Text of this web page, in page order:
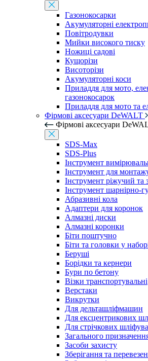
Газонокосарки
Акумуляторні
Повітродувки
Мийки високого тиску
Ножиці садові
Кущорізи
Висоторізи
Акумуляторні коси
Приладдя для мото,
газонокосарок
Приладдя для мото та
Фірмові аксесуари DeWALT
Фірмові аксесуари
SDS-Max
SDS-Plus
Інструмент
Інструмент для
Інструмент ріжучий та
Інструмент шарнірно-
Абразивні кола
Адаптери для коронок
Алмазні диски
Алмазні коронки
Біти поштучно
Біти та головки у
Беруші
Борідки та кернери
Бури по бетону
Візки транспортувальні
Верстаки
Викрутки
Для дельташліфмашин
Для ексцентрикових
Для стрічкових
Загального
Засоби захисту
Зберігання та